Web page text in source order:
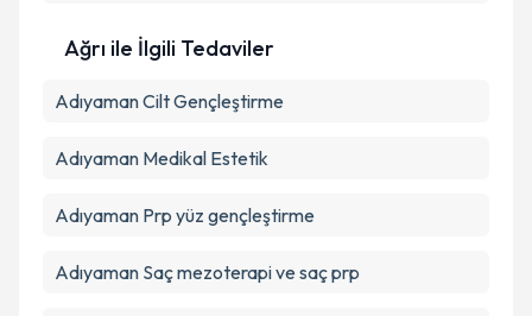
Ağrı ile İlgili Tedaviler
Adıyaman Cilt Gençleştirme
Adıyaman Medikal Estetik
Adıyaman Prp yüz gençleştirme
Adıyaman Saç mezoterapi ve saç prp